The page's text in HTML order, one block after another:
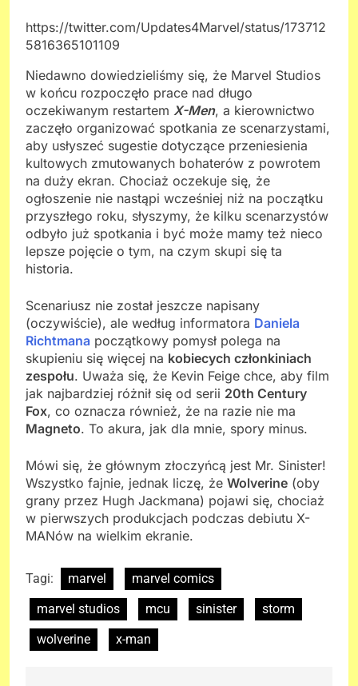
https://twitter.com/Updates4Marvel/status/173712
5816365101109
Niedawno dowiedzieliśmy się, że Marvel Studios
w końcu rozpoczęło prace nad długo
oczekiwanym restartem X-Men, a kierownictwo
zaczęło organizować spotkania ze scenarzystami,
aby usłyszeć sugestie dotyczące przeniesienia
kultowych zmutowanych bohaterów z powrotem
na duży ekran. Chociaż oczekuje się, że
ogłoszenie nie nastąpi wcześniej niż na początku
przyszłego roku, słyszymy, że kilku scenarzystów
odbyło już spotkania i być może mamy też nieco
lepsze pojęcie o tym, na czym skupi się ta
historia.
Scenariusz nie został jeszcze napisany
(oczywiście), ale według informatora Daniela
Richtmana początkowy pomysł polega na
skupieniu się więcej na kobiecych członkiniach
zespołu. Uważa się, że Kevin Feige chce, aby film
jak najbardziej różnił się od serii 20th Century
Fox, co oznacza również, że na razie nie ma
Magneto. To akura, jak dla mnie, spory minus.
Mówi się, że głównym złoczyńcą jest Mr. Sinister!
Wszystko fajnie, jednak liczę, że Wolverine (oby
grany przez Hugh Jackmana) pojawi się, chociaż
w pierwszych produkcjach podczas debiutu X-
MANów na wielkim ekranie.
Tagi: marvel
marvel comics
marvel studios
mcu sinister
storm
wolverine
x-man